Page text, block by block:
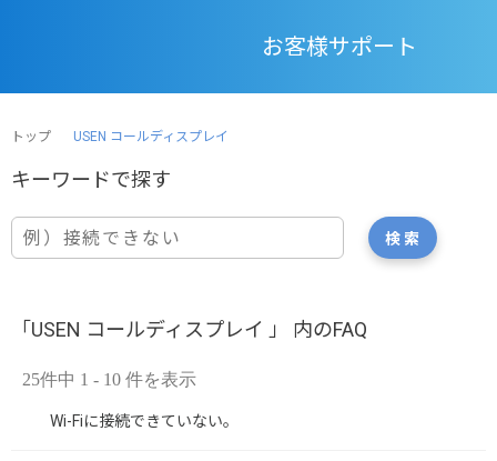
お客様サポート
トップ USEN コールディスプレイ
「USEN コールディスプレイ 」 内のFAQ
25件中 1 - 10 件を表示
Wi-Fiに接続できていない。